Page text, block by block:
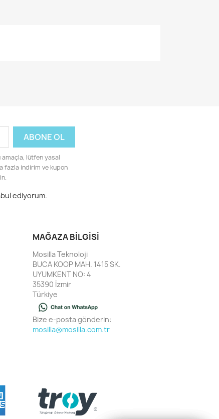
lütfen yasal
fazla indirim ve kupon
ediyorum.
MAĞAZA BILGISI
Mosilla Teknoloji
BUCA KOOP MAH. 1415 SK.
UYUMKENT NO: 4
35390 İzmir
Türkiye
Bize e-posta gönderin:
mosilla@mosilla.com.tr